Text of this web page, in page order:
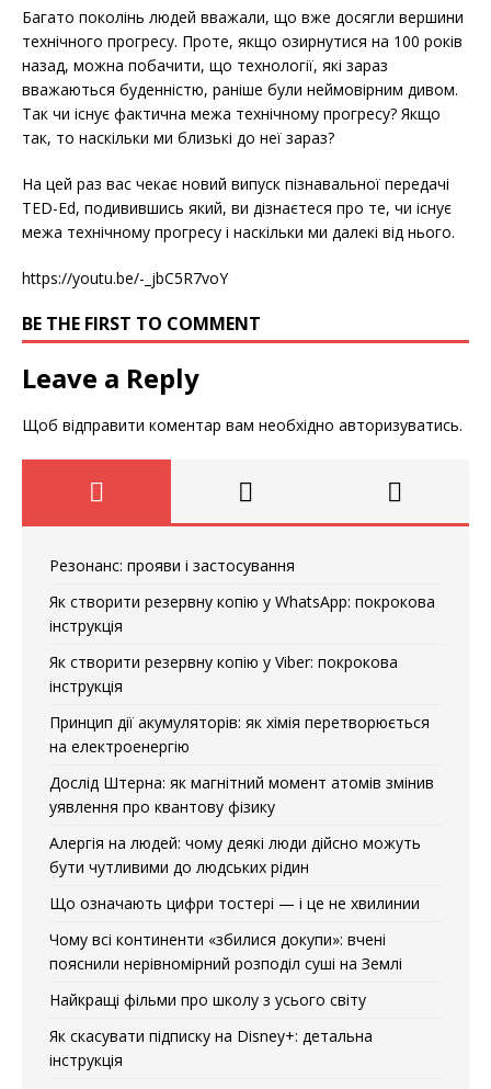
Багато поколінь людей вважали, що вже досягли вершини
технічного прогресу. Проте, якщо озирнутися на 100 років
назад, можна побачити, що технології, які зараз
вважаються буденністю, раніше були неймовірним дивом.
Так чи існує фактична межа технічному прогресу? Якщо
так, то наскільки ми близькі до неї зараз?
На цей раз вас чекає новий випуск пізнавальної передачі
TED-Ed, подивившись який, ви дізнаєтеся про те, чи існує
межа технічному прогресу і наскільки ми далекі від нього.
https://youtu.be/-_jbC5R7voY
BE THE FIRST TO COMMENT
Leave a Reply
Щоб відправити коментар вам необхідно авторизуватись.
Резонанс: прояви і застосування
Як створити резервну копію у WhatsApp: покрокова
інструкція
Як створити резервну копію у Viber: покрокова
інструкція
Принцип дії акумуляторів: як хімія перетворюється
на електроенергію
Дослід Штерна: як магнітний момент атомів змінив
уявлення про квантову фізику
Алергія на людей: чому деякі люди дійсно можуть
бути чутливими до людських рідин
Що означають цифри тостері — і це не хвилинии
Чому всі континенти «збилися докупи»: вчені
пояснили нерівномірний розподіл суші на Землі
Найкращі фільми про школу з усього світу
Як скасувати підписку на Disney+: детальна
інструкція